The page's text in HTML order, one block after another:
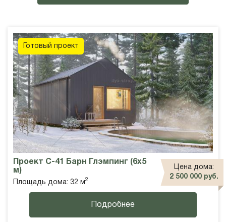
Готовый проект
Проект С-41 Барн Глэмпинг (6х5
м)
Площадь дома: 32 м2
Цена дома:
2 500 000 руб.
Подробнее